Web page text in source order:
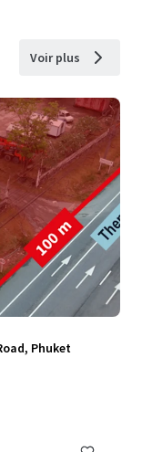
Voir plus
Phuket